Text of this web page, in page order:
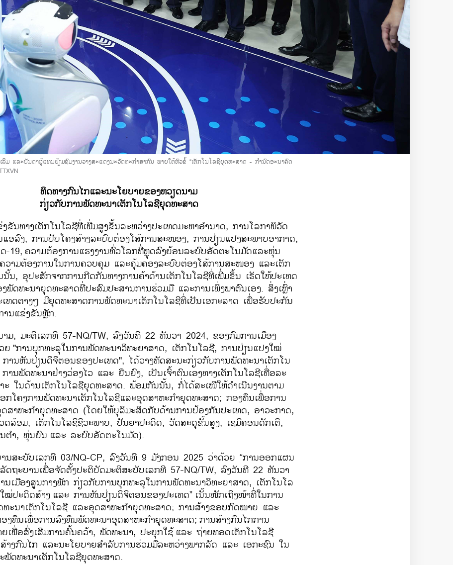
ລິມ ແລະບັນດາຜູ້ແທນຢ້ຽມຊົມງານວາງສະແດງນະວັດຕະກຳສາກົນ ພາຍໃຕ້ຫົວຂໍ້ “ເຕັກໂນໂລຊີຍຸດທະສາດ - ກຳນົດອະນາຄົດ
ທິດທາງກົນໄກແລະນະໂຍບາຍຂອງຫວຽດນາມ
ກ່ຽວກັບການພັດທະນາເຕັກໂນໂລຊີຍຸດທະສາດ
ຂັນທາງເຕັກໂນໂລຊີທີ່ເພີ່ມສູງຂຶ້ນລະຫວ່າງປະເທດມະຫາອຳນາດ, ການໂລກາພິວັດ
ອລົງ, ການປັບໂຄງສ້າງລະບົບຕ່ອງໂສ້ການສະໜອງ, ການປ່ຽນແປງສະພາບອາກາດ,
-19, ຄວາມຕ້ອງການແຮງງານທົ່ວໂລກທີ່ຫຼຸດລົງຍ້ອນລະບົບອັດຕະໂນມັດແລະຫຸ່ນ
ວາມຕ້ອງການໃນການຄວບຄຸມ ແລະຄຸ້ມຄອງລະບົບຕ່ອງໂສ້ການສະໜອງ ແລະເຕັກ
ນັ້ນ, ອຸປະສັກຈາກການກີດກັນທາງການຄ້າດ້ານເຕັກໂນໂລຊີທີ່ເພີ່ມຂຶ້ນ ເຮັດໃຫ້ປະເທດ
ພັດທະນາຍຸດທະສາດທີ່ປະສົມປະສານການຮ່ວມມື ແລະການເພິ່ງພາຕົນເອງ. ສິ່ງເຫຼົ່າ
ທດຕາງໆ ມີຍຸດທະສາດການພັດທະນາເຕັກໂນໂລຊີທີ່ເປັນເອກະລາດ ເພື່ອຮັບປະກັນ
ານແຂ່ງຂັນຫຼັກ.
າມ, ມະຕິເລກທີ 57-NQ/TW, ລົງວັນທີ 22 ທັນວາ 2024, ຂອງກົມການເມືອງ
ຍ "ການບຸກທະລຸໃນການພັດທະນາວິທະຍາສາດ, ເຕັກໂນໂລຊີ, ການປ່ຽນແປງໃໝ່
ານຫັນປ່ຽນດິຈິຕອນຂອງປະເທດ", ໄດ້ວາງທັດສະນະກ່ຽວກັບການພັດທະນາເຕັກໂນ
ການພັດທະນາຢ່າງວ່ອງໄວ ແລະ ຍືນຍົງ, ເປັນເຈົ້າຕົນເອງທາງເຕັກໂນໂລຊີເທື່ອລະ
ະ ໃນດ້ານເຕັກໂນໂລຊີຍຸດທະສາດ. ພ້ອມກັນນັ້ນ, ກໍ່ໄດ້ສະເໜີໃຫ້ດຳເນີນງານຕາມ
ໂຄງການພັດທະນາເຕັກໂນໂລຊີແລະອຸດສາຫະກຳຍຸດທະສາດ; ກອງທຶນເພື່ອການ
ສາຫະກຳຍຸດທະສາດ (ໂດຍໃຫ້ບຸລິມະສິດກັບດ້ານການປ້ອງກັນປະເທດ, ອາວະກາດ,
ດລ້ອມ, ເຕັກໂນໂລຊີຊີວະພາບ, ປັນຍາປະດິດ, ວັດສະດຸຂັ້ນສູງ, ເຊມິຄອນດັກເຕີ,
ຕຳ, ຫຸ່ນຍົນ ແລະ ລະບົບອັດຕະໂນມັດ).
ນສະບັບເລກທີ 03/NQ-CP, ລົງວັນທີ 9 ມັງກອນ 2025 ວ່າດ້ວຍ “ການອອກແຜນ
ດຖະບານເພື່ອຈັດຕັ້ງປະຕິບັດມະຕິສະບັບເລກທີ 57-NQ/TW, ລົງວັນທີ 22 ທັນວາ
ນເມືອງສູນກາງພັກ ກ່ຽວກັບການບຸກທະລຸໃນການພັດທະນາວິທະຍາສາດ, ເຕັກໂນໂລ
ໝ່ປະດິດສ້າງ ແລະ ການຫັນປ່ຽນດິຈິຕອນຂອງປະເທດ” ເນັ້ນໜັກເຖິງໜ້າທີ່ໃນການ
ະນາເຕັກໂນໂລຊີ ແລະອຸດສາຫະກຳຍຸດທະສາດ; ການສ້າງຂອບກົດໝາຍ ແລະ
ງທຶນເພື່ອການລົງທຶນພັດທະນາອຸດສາຫະກຳຍຸດທະສາດ; ການສ້າງກົນໄກການ
ເພື່ອສົ່ງເສີມການຄົ້ນຄວ້າ, ພັດທະນາ, ປະຍຸກໃຊ້ ແລະ ຖ່າຍທອດເຕັກໂນໂລຊີ
າງກົນໄກ ແລະນະໂຍບາຍສຳລັບການຮ່ວມມືລະຫວ່າງພາກລັດ ແລະ ເອກະຊົນ ໃນ
ດທະນາເຕັກໂນໂລຊີຍຸດທະສາດ.